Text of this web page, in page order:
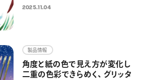
2025.11.04
製品情報
角度と紙の色で見え方が変化し
二重の色彩できらめく、 グリッタ